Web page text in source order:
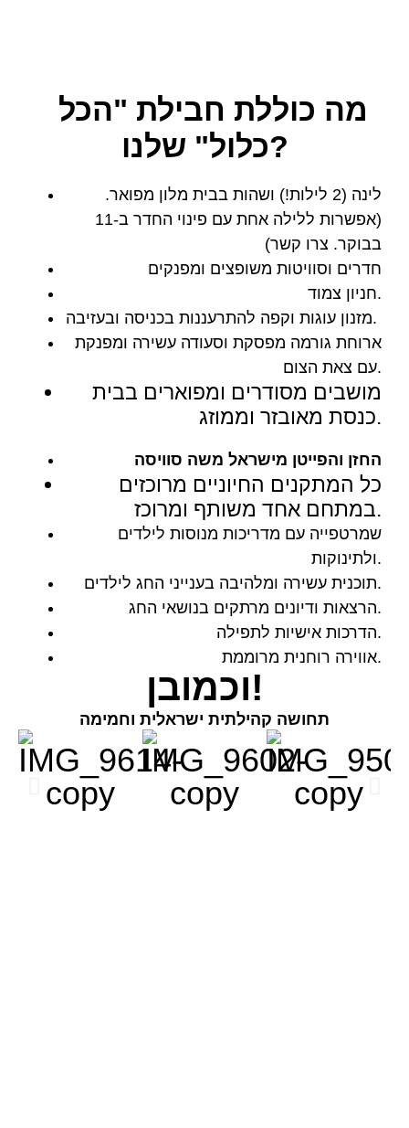
כלול" שלנו?
החזן והפייטן מישראל משה סוויסה
כל המתקנים החיוניים מרוכזים
במתחם אחד משותף ומרוכז.
שמרטפייה עם מדריכות מנוסות לילדים
ולתינוקות.
תוכנית עשירה ומלהיבה בענייני החג לילדים.
הרצאות ודיונים מרתקים בנושאי החג.
הדרכות אישיות לתפילה.
אווירה רוחנית מרוממת.
לינה (2 לילות!) ושהות בבית מלון מפואר.
(אפשרות ללילה אחת עם פינוי החדר ב-11
בבוקר. צרו קשר)
חדרים וסוויטות משופצים ומפנקים
חניון צמוד.
מזנון עוגות וקפה להתרעננות בכניסה ובעזיבה.
ארוחת גורמה מפסקת וסעודה עשירה ומפנקת
עם צאת הצום.
מושבים מסודרים ומפוארים בבית
כנסת מאובזר וממוזג.
וכמובן!
תחושה קהילתית ישראלית וחמימה